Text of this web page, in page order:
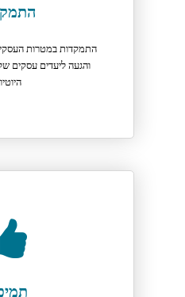
התמקדות במטרות
והגעה ליעדים עסקים